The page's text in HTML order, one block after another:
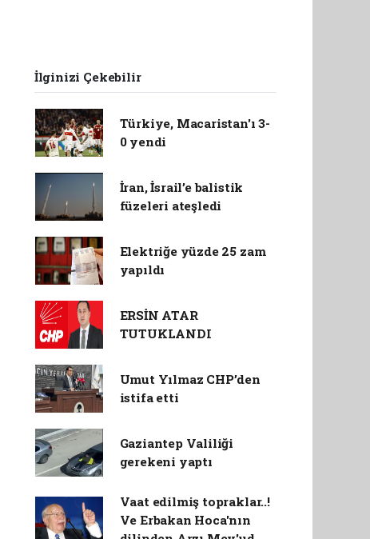
İlginizi Çekebilir
Türkiye, Macaristan'ı 3-
0 yendi
İran, İsrail’e balistik
füzeleri ateşledi
Elektriğe yüzde 25 zam
yapıldı
ERSİN ATAR
TUTUKLANDI
Umut Yılmaz CHP’den
istifa etti
Gaziantep Valiliği
gerekeni yaptı
Vaat edilmiş topraklar..!
Ve Erbakan Hoca'nın